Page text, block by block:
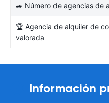
🚙 Número de agencias de
🏆 Agencia de alquiler de
valorada
Información